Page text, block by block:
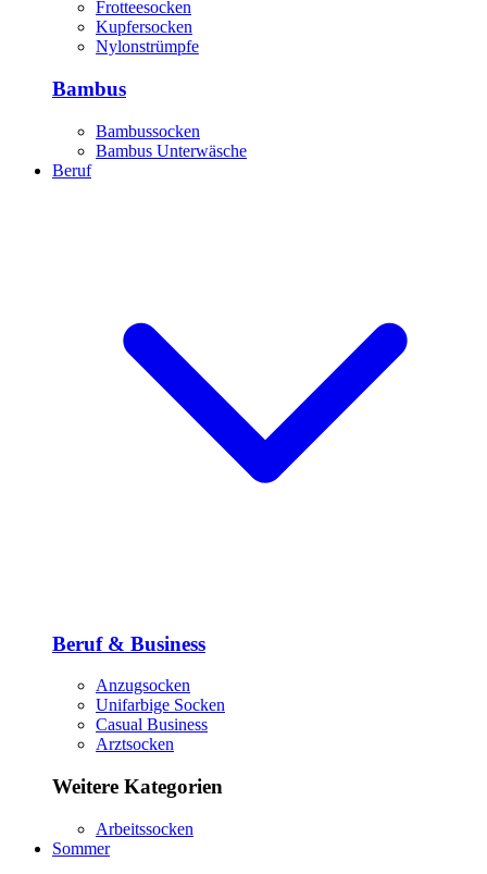
Frotteesocken
Kupfersocken
Nylonstrümpfe
Bambus
Bambussocken
Bambus Unterwäsche
Beruf
Beruf & Business
Anzugsocken
Unifarbige Socken
Casual Business
Arztsocken
Weitere Kategorien
Arbeitssocken
Sommer